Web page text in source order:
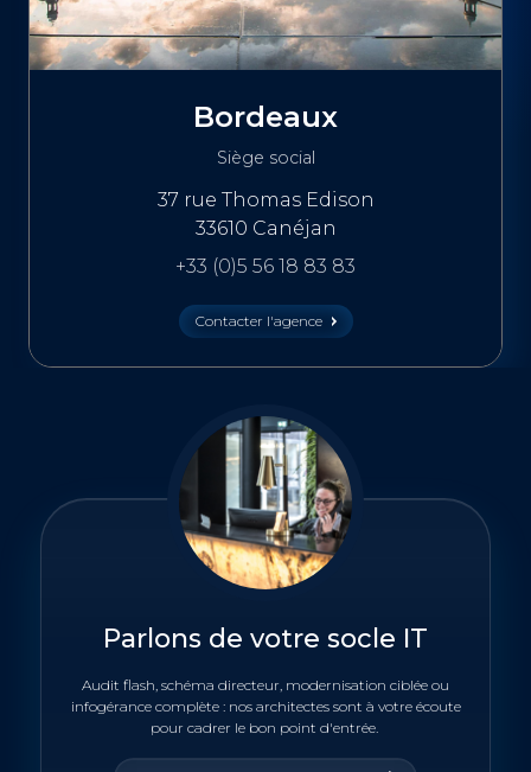
Bordeaux
Siège social
37 rue Thomas Edison
33610 Canéjan
+33 (0)5 56 18 83 83
Contacter l'agence
Parlons de votre socle IT
Audit flash, schéma directeur, modernisation ciblée ou
infogérance complète : nos architectes sont à votre écoute
pour cadrer le bon point d'entrée.